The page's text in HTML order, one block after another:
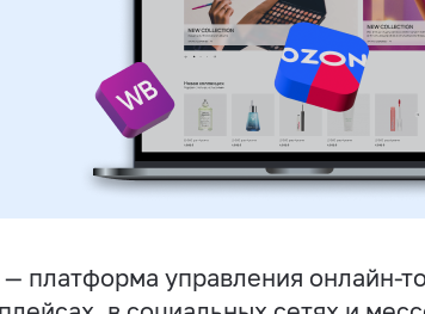
— платформа управления онлайн-